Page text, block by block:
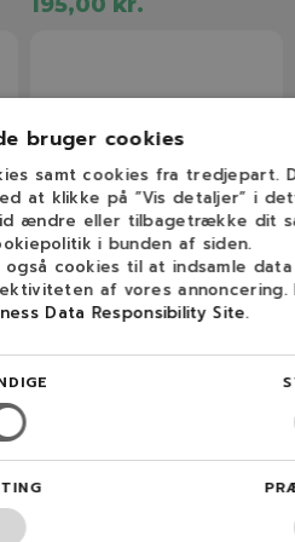
NGP691035
bruger cookies
samt cookies fra tredjepart.
at klikke på ”Vis detaljer” i
ændre eller tilbagetrække dit
i bunden af siden.
også cookies til at indsamle
af vores annoncering.
Data Responsibility Site.